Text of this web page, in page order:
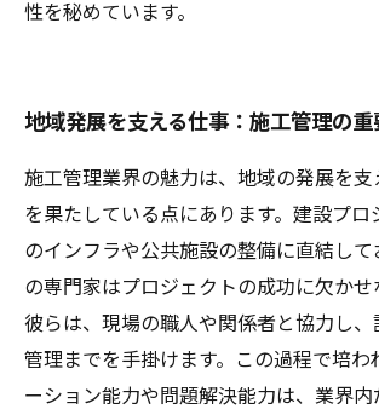
性を秘めています。
地域発展を支える仕事：施工管理の重
施工管理業界の魅力は、地域の発展を支
を果たしている点にあります。建設プロ
のインフラや公共施設の整備に直結し
の専門家はプロジェクトの成功に欠かせ
彼らは、現場の職人や関係者と協力し、
管理までを手掛けます。この過程で培わ
ーション能力や問題解決能力は、業界